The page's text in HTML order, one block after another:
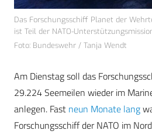
Das Forschungsschiff Planet der
ist Teil der NATO-
Foto: Bundeswehr / Tanja Wendt
Am Dienstag soll das
29.224 Seemeilen wieder im
anlegen. Fast neun Monate lang
Forschungsschiff der NATO im